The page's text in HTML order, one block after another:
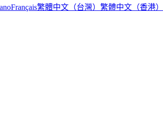
Français繁體中文（台灣） 繁體中文（香港）